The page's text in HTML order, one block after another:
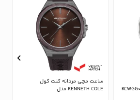
ساعت مچی مردانه کنت کول
KENNETH COLE مدل